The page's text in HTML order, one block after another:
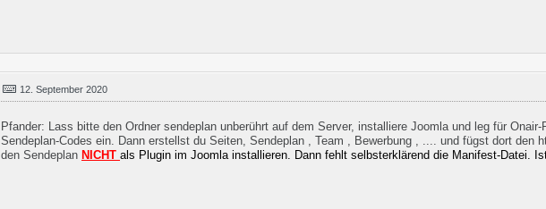
12. September 2020
Pfander: Lass bitte den Ordner sendeplan unberührt auf dem Server, installiere Joomla und leg für
Sendeplan-Codes ein. Dann erstellst du Seiten, Sendeplan , Team , Bewerbung , .... und fügst dort den
den Sendeplan NICHT als Plugin im Joomla installieren. Dann fehlt selbsterklärend die Manifest-Datei.